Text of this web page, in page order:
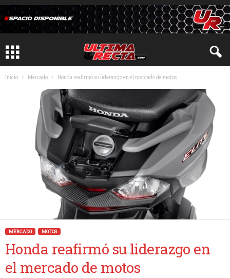
Inicio Mercado Honda reafirmó su liderazgo en el mercado de motos
MERCADO MOTOS
Honda reafirmó su liderazgo en
el mercado de motos